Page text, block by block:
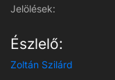
Jelölések:
Észlelő:
Zoltán Szilárd